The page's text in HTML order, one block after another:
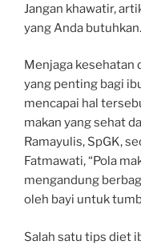
Jangan khawatir,
yang Anda butuhkan.
Menjaga kesehatan
yang penting bagi
mencapai hal
makan yang sehat
Ramayulis, SpGK,
Fatmawati, “Pola
mengandung
oleh bayi untuk
Salah satu tips diet